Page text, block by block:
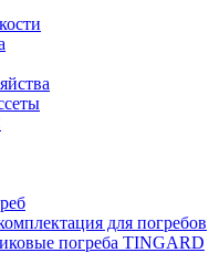
для погребов
погреба TINGARD